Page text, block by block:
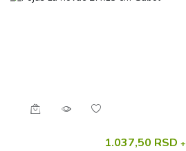
1.037,50 RSD